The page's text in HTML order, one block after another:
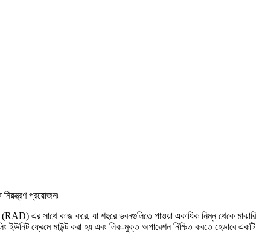
প্রয়োজন৷
(RAD) এর সাথে কাজ করে, যা শহুরে ভবনগুলিতে পাওয়া একাধিক নিম্ন থেকে মাঝারি
ইউনিট ফ্রেমে মাউন্ট করা হয় এবং লিক-মুক্ত অপারেশন নিশ্চিত করতে হেডারে একটি